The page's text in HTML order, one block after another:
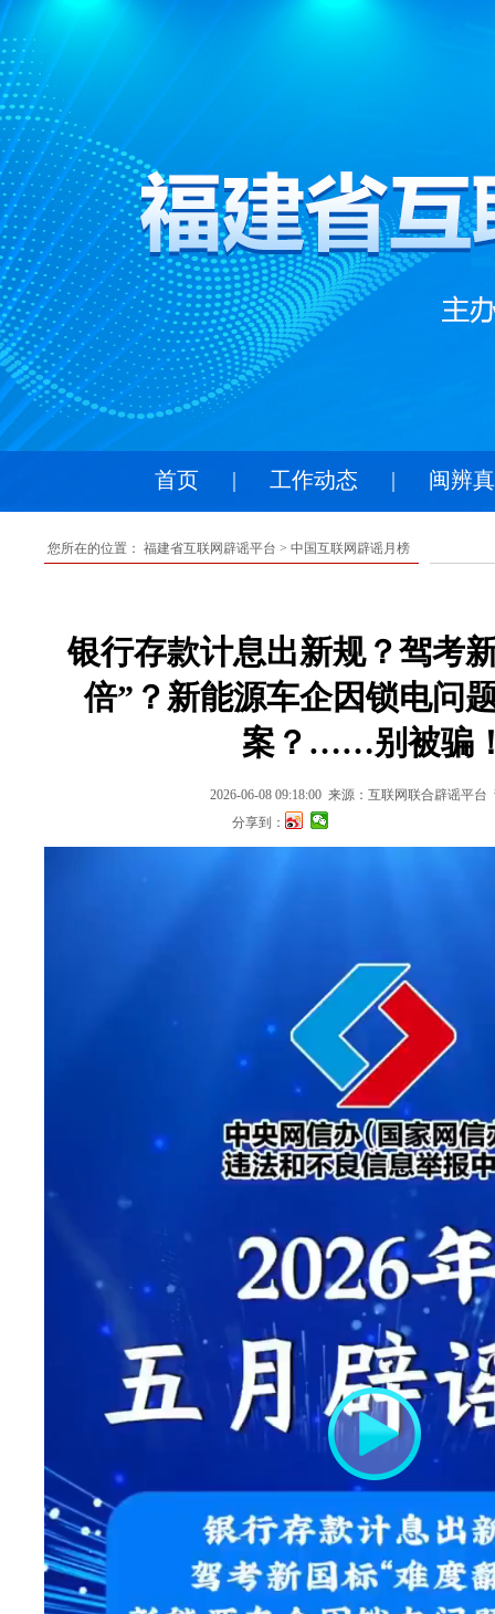
首页 | 工作动态 | 闽辨
您所在的位置： 福建省互联网辟谣平台 > 中国互联网辟谣月榜
银行存款计息出新规？驾考
倍”？新能源车企因锁电问
案？……别被骗
2026-06-08 09:18:00 来源：互联网联合辟谣平台
分享到：